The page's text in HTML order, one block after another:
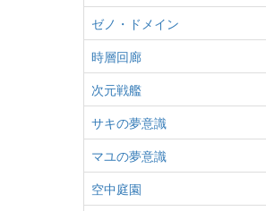
ゼノ・ドメイン
時層回廊
次元戦艦
サキの夢意識
マユの夢意識
空中庭園